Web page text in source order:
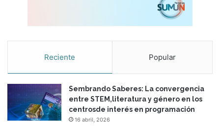
Reciente Popular
Sembrando Saberes: La convergencia
entre STEM,literatura y género en los
centrosde interés en programación
16 abril, 2026